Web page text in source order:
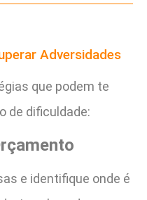
Adversidades
que podem te
de dificuldade:
e identifique onde é